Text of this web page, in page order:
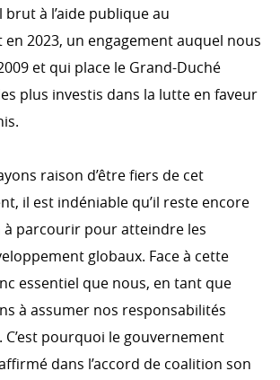
à l’aide publique au
2023, un engagement auquel nous
et qui place le Grand-Duché
plus investis dans la lutte en faveur
raison d’être fiers de cet
il est indéniable qu’il reste encore
à parcourir pour atteindre les
globaux. Face à cette
essentiel que nous, en tant que
à assumer nos responsabilités
pourquoi le gouvernement
dans l’accord de coalition son